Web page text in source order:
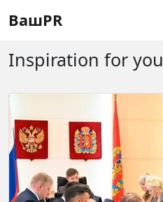
Регистрация
ВашPR
Inspiration for you